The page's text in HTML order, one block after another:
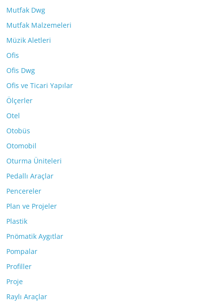
Mutfak Dwg
Mutfak Malzemeleri
Müzik Aletleri
Ofis
Ofis Dwg
Ofis ve Ticari Yapılar
Ölçerler
Otel
Otobüs
Otomobil
Oturma Üniteleri
Pedallı Araçlar
Pencereler
Plan ve Projeler
Plastik
Pnömatik Aygıtlar
Pompalar
Profiller
Proje
Raylı Araçlar